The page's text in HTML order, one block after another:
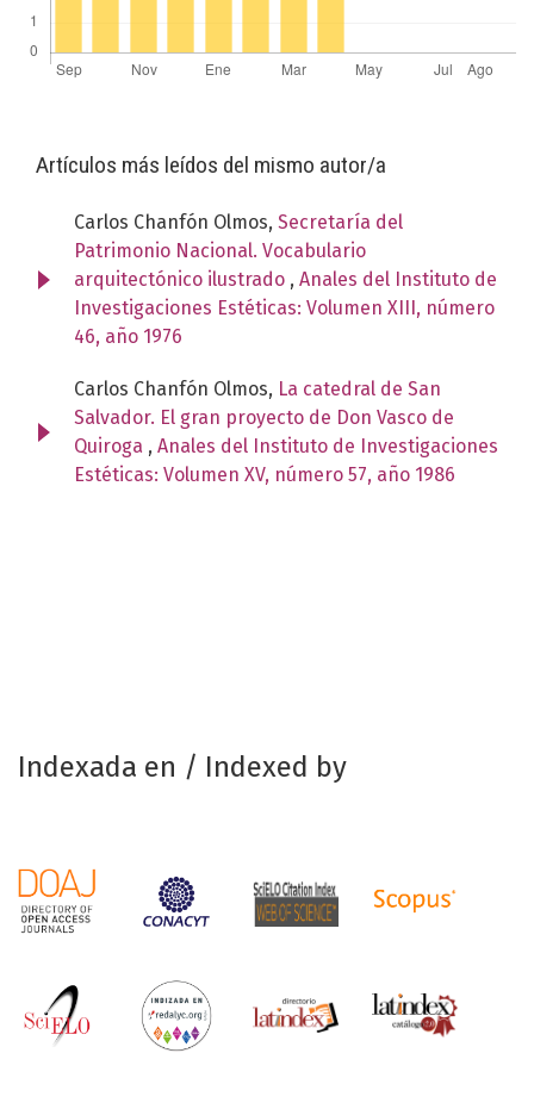
Artículos más leídos del mismo autor/a
Carlos Chanfón Olmos, Secretaría del
Patrimonio Nacional. Vocabulario
arquitectónico ilustrado , Anales del Instituto de
Investigaciones Estéticas: Volumen XIII, número
46, año 1976
Carlos Chanfón Olmos, La catedral de San
Salvador. El gran proyecto de Don Vasco de
Quiroga , Anales del Instituto de Investigaciones
Estéticas: Volumen XV, número 57, año 1986
Indexada en / Indexed by